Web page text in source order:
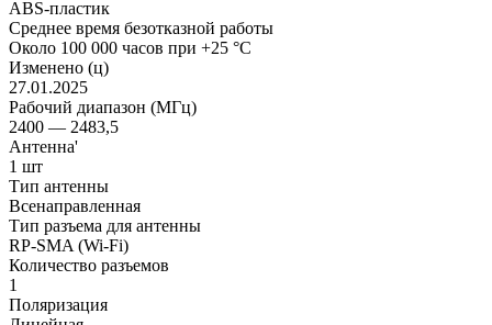
ABS-пластик
Среднее время безотказной работы
Около 100 000 часов при +25 °C
Изменено (ц)
27.01.2025
Рабочий диапазон (МГц)
2400 — 2483,5
Антенна'
1 шт
Тип антенны
Всенаправленная
Тип разъема для антенны
RP-SMA (Wi-Fi)
Количество разъемов
1
Поляризация